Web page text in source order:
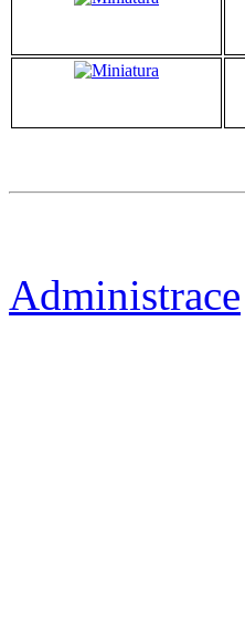
Administrace